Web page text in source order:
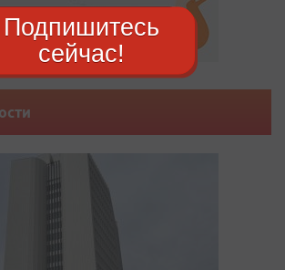
Подпишитесь
сейчас!